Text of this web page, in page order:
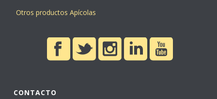
Otros productos Apícolas
CONTACTO